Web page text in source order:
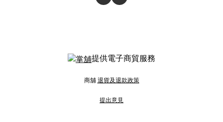
提供電子商貿服務
商舖 退貨及退款政策
提出意見